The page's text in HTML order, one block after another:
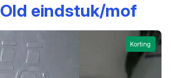
eindstuk/mof
Korting